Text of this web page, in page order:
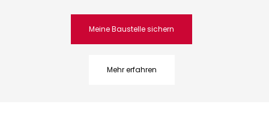
Meine Baustelle sichern
Mehr erfahren